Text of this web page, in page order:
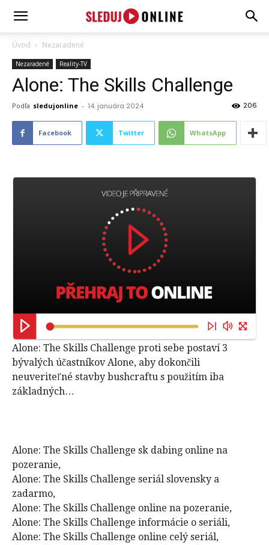
SledujOnline.sk
Úvod Nezaradené
Nezaradené Reality-TV
Alone: The Skills Challenge
Podľa sledujonline - 14. januára 2024 206
Facebook Twitter WhatsApp
Alone: ​​The Skills Challenge proti sebe postaví 3
bývalých účastníkov Alone, aby dokončili
neuveriteľné stavby bushcraftu s použitím iba
základných…
Alone: The Skills Challenge sk dabing online na
pozeranie,
Alone: The Skills Challenge seriál slovensky a
zadarmo,
Alone: The Skills Challenge online na pozeranie,
Alone: The Skills Challenge informácie o seriáli,
Alone: The Skills Challenge online celý seriál,